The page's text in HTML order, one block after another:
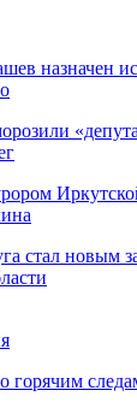
назначен
стал новым
горячим